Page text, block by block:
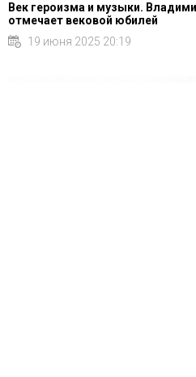
Век героизма и музыки.
отмечает вековой юбилей
19 июня 2025 20:19